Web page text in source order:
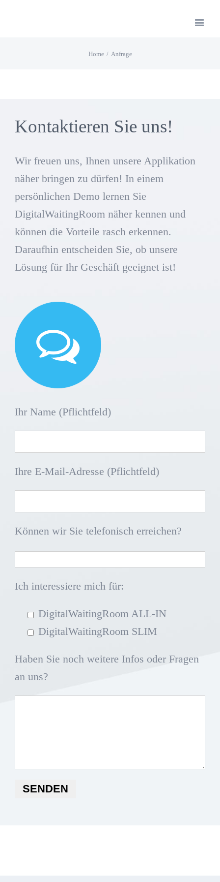
Home / Anfrage
Kontaktieren Sie uns!
Wir freuen uns, Ihnen unsere Applikation
näher bringen zu dürfen! In einem
persönlichen Demo lernen Sie
DigitalWaitingRoom näher kennen und
können die Vorteile rasch erkennen.
Daraufhin entscheiden Sie, ob unsere
Lösung für Ihr Geschäft geeignet ist!
Ihr Name (Pflichtfeld)
Ihre E-Mail-Adresse (Pflichtfeld)
Können wir Sie telefonisch erreichen?
Ich interessiere mich für:
DigitalWaitingRoom ALL-IN
DigitalWaitingRoom SLIM
Haben Sie noch weitere Infos oder Fragen
an uns?